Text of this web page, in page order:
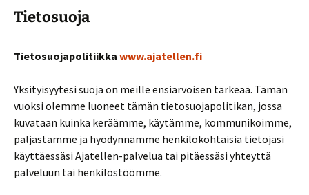
Tietosuoja
Tietosuojapolitiikka www.ajatellen.fi
Yksityisyytesi suoja on meille ensiarvoisen tärkeää. Tämän
vuoksi olemme luoneet tämän tietosuojapolitikan, jossa
kuvataan kuinka keräämme, käytämme, kommunikoimme,
paljastamme ja hyödynnämme henkilökohtaisia tietojasi
käyttäessäsi Ajatellen-palvelua tai pitäessäsi yhteyttä
palveluun tai henkilöstöömme.